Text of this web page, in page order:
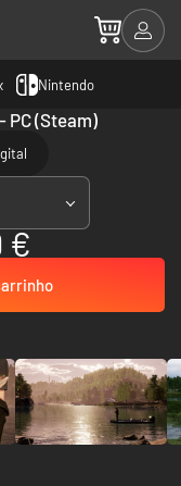
Nintendo
PC (Steam)
€